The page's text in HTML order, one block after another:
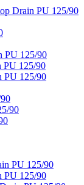
Drain PU 125/90
PU 125/90
125/90
PU 125/90
90
PU 125/90
PU 125/90